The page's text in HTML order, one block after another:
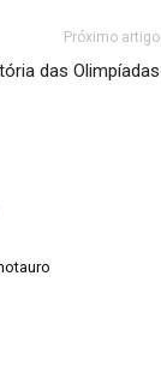
Próximo artigo
das Olimpíadas